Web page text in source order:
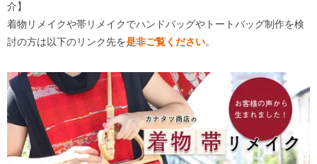
介】
着物リメイクや帯リメイクでハンドバッグやトートバッグ制作を検
討の方は以下のリンク先を是非ご覧ください。